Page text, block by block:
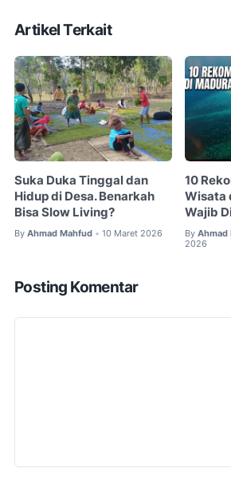
Artikel Terkait
Suka Duka Tinggal dan
Hidup di Desa. Benarkah
Bisa Slow Living?
By Ahmad Mahfud • 10 Maret 2026
10
Wisata
Wajib
By Ahmad
2026
Posting Komentar